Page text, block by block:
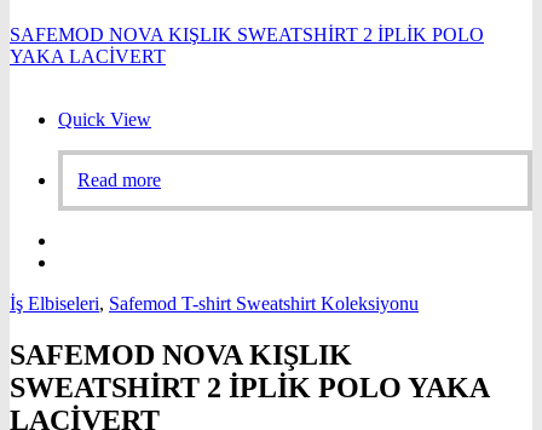
SAFEMOD NOVA KIŞLIK SWEATSHİRT 2 İPLİK POLO
YAKA LACİVERT
Quick View
Read more
İş Elbiseleri, Safemod T-shirt Sweatshirt Koleksiyonu
SAFEMOD NOVA KIŞLIK
SWEATSHİRT 2 İPLİK POLO YAKA
LACİVERT